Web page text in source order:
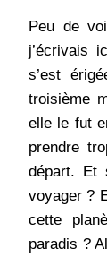
Peu de
j’écrivais
s’est
troisième
elle le fut
prendre
départ. Et
voyager ?
cette
paradis ?